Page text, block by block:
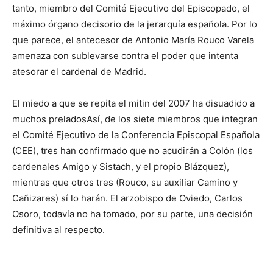
tanto, miembro del Comité Ejecutivo del Episcopado, el
máximo órgano decisorio de la jerarquía española. Por lo
que parece, el antecesor de Antonio María Rouco Varela
amenaza con sublevarse contra el poder que intenta
atesorar el cardenal de Madrid.
El miedo a que se repita el mitin del 2007 ha disuadido a
muchos preladosAsí, de los siete miembros que integran
el Comité Ejecutivo de la Conferencia Episcopal Española
(CEE), tres han confirmado que no acudirán a Colón (los
cardenales Amigo y Sistach, y el propio Blázquez),
mientras que otros tres (Rouco, su auxiliar Camino y
Cañizares) sí lo harán. El arzobispo de Oviedo, Carlos
Osoro, todavía no ha tomado, por su parte, una decisión
definitiva al respecto.